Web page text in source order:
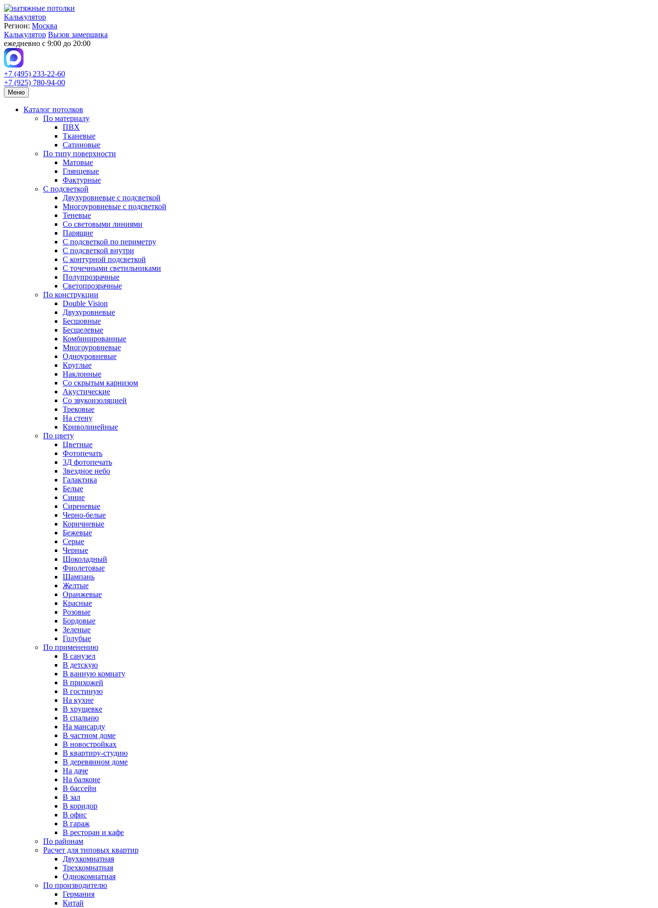
Калькулятор
Регион: Москва
Калькулятор Вызов замерщика
ежедневно с 9:00 до 20:00
+7 (495) 233-22-60
+7 (925) 780-94-00
Меню
Каталог потолков
По материалу
ПВХ
Тканевые
Сатиновые
По типу поверхности
Матовые
Глянцевые
Фактурные
С подсветкой
Двухуровневые с подсветкой
Многоуровневые с подсветкой
Теневые
Со световыми линиями
Парящие
С подсветкой по периметру
С подсветкой внутри
С контурной подсветкой
С точечными светильниками
Полупрозрачные
Светопрозрачные
По конструкции
Double Vision
Двухуровневые
Бесшовные
Бесщелевые
Комбинированные
Многоуровневые
Одноуровневые
Круглые
Наклонные
Со скрытым карнизом
Акустические
Со звукоизоляцией
Трековые
На стену
Криволинейные
По цвету
Цветные
Фотопечать
3Д фотопечать
Звездное небо
Галактика
Белые
Синие
Сиреневые
Черно-белые
Коричневые
Бежевые
Серые
Черные
Шоколадный
Фиолетовые
Шампань
Желтые
Оранжевые
Красные
Розовые
Бордовые
Зеленые
Голубые
По применению
В санузел
В детскую
В ванную комнату
В прихожей
В гостиную
На кухне
В хрущевке
В спальню
На мансарду
В частном доме
В новостройках
В квартиру-студию
В деревянном доме
На даче
На балконе
В бассейн
В зал
В коридор
В офис
В гараж
В ресторан и кафе
По районам
Расчет для типовых квартир
Двухкомнатная
Трехкомнатная
Однокомнатная
По производителю
Германия
Китай